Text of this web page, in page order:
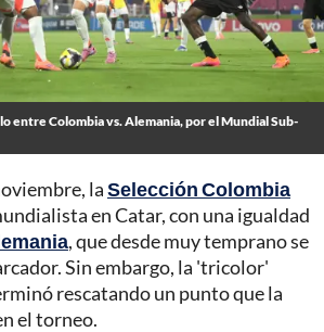
entre Colombia vs. Alemania, por el Mundial Sub-
laSelección Colombia
en Catar, con una igualdad
, que desde muy temprano se
Sin embargo, la 'tricolor'
rescatando un punto que la
el torneo.